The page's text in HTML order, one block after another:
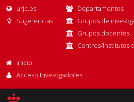
urjc.es
Sugerencias
Departamentos
Grupos de
Grupos docentes
Centros/Institutos
Inicio
Acceso Investigadores